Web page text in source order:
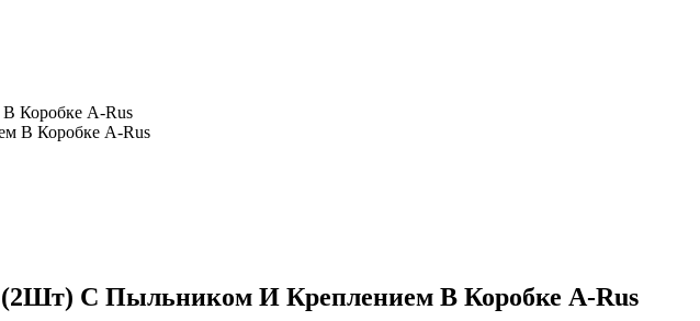
Коробке A-Rus
(2Шт) С Пыльником И Креплением В Коробке A-Rus